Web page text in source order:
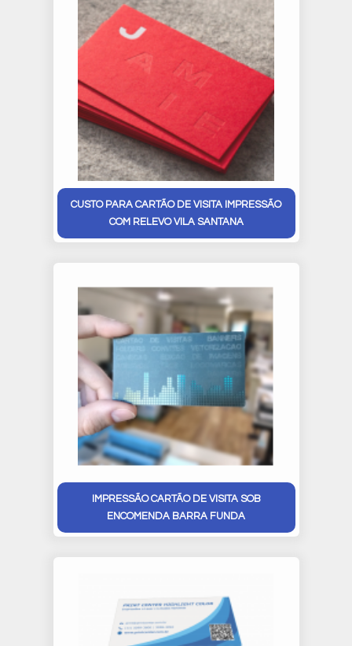
CUSTO PARA CARTÃO DE VISITA IMPRESSÃO
COM RELEVO VILA SANTANA
IMPRESSÃO CARTÃO DE VISITA SOB
ENCOMENDA BARRA FUNDA